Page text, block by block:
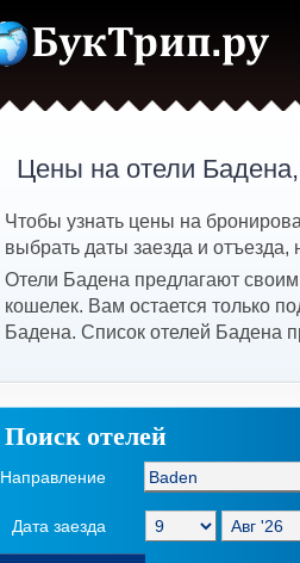
Цены на отели
Чтобы узнать цены на
выбрать даты заезда и отъезда,
Отели Бадена предлагают
кошелек. Вам остается только
Бадена. Список отелей Бадена
Поиск отелей
Направление
Дата заезда